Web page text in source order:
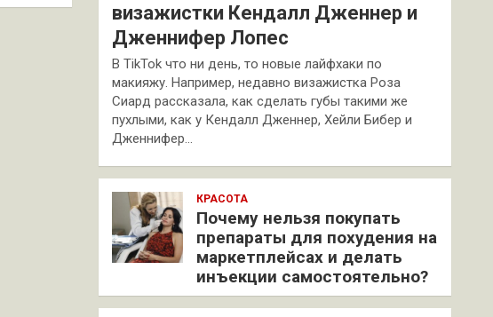
визажистки Кендалл Дженнер и
Дженнифер Лопес
В TikTok что ни день, то новые лайфхаки по
макияжу. Например, недавно визажистка Роза
Сиард рассказала, как сделать губы такими же
пухлыми, как у Кендалл Дженнер, Хейли Бибер и
Дженнифер…
КРАСОТА
Почему нельзя покупать
препараты для похудения на
маркетплейсах и делать
инъекции самостоятельно?